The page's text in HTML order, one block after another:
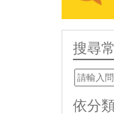
搜尋
依分